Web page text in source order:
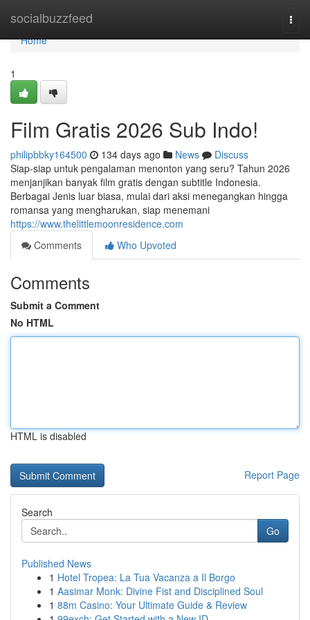
socialbuzzfeed
Home
Home
1
Film Gratis 2026 Sub Indo!
philipbbky164500 134 days ago News
Discuss
Siap-siap untuk pengalaman menonton yang seru? Tahun 2026
menjanjikan banyak film gratis dengan subtitle Indonesia.
Berbagai Jenis luar biasa, mulai dari aksi menegangkan hingga
romansa yang mengharukan, siap menemani
https://www.thelittlemoonresidence.com
Comments
Who Upvoted
Comments
Submit a Comment
No HTML
HTML is disabled
Report Page
Search
Go
Published News
1 Hotel Tropea: La Tua Vacanza a Il Borgo
1 Aasimar Monk: Divine Fist and Disciplined Soul
1 88m Casino: Your Ultimate Guide & Review